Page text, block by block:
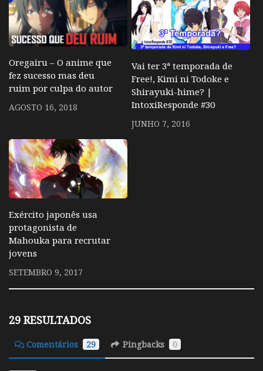
Oregairu – O anime que
fez sucesso mas deu
ruim por culpa do autor
AGOSTO 16, 2018
Vai ter 3ª temporada de
Free!, Kimi ni Todoke e
Shirayuki-hime? |
IntoxiResponde #30
JUNHO 7, 2016
Exército japonês usa
protagonista de
Mahouka para recrutar
jovens
SETEMBRO 9, 2017
29 RESULTADOS
Comentários 29 Pingbacks 0